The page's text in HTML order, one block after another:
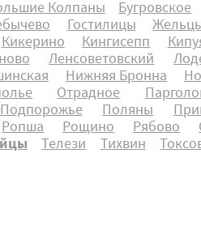
Колпаны Бугровское
Гостилицы
Кикерино
Кингисепп
Ленсоветовский
Нижняя Бронна
Отрадное
Подпорожье
Поляны
Ропша
Рощино Рябово
Телези Тихвин